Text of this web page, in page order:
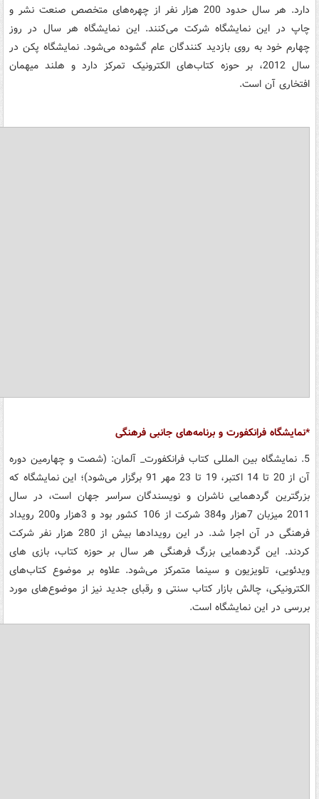
دارد. هر سال حدود 200 هزار نفر از چهره‌های متخصص صنعت نشر و
چاپ در این نمایشگاه شرکت می‌کنند. این نمایشگاه هر سال در روز
چهارم خود به روی بازدید کنندگان عام گشوده می‌شود. نمایشگاه پکن در
سال 2012، بر حوزه کتاب‌های الکترونیک تمرکز دارد و هلند میهمان
افتخاری آن است.
*نمایشگاه فرانکفورت و برنامه‌های جانبی فرهنگی
5. نمایشگاه بین المللی کتاب فرانکفورت_ آلمان: (شصت و چهارمین دوره
آن از 20 تا 14 اکتبر، 19 تا 23 مهر 91 برگزار می‌شود)؛ این نمایشگاه که
بزرگترین گردهمایی ناشران و نویسندگان سراسر جهان است، در سال
2011 میزبان 7هزار و384 شرکت از 106 کشور بود و 3هزار و200 رویداد
فرهنگی در آن اجرا شد. در این رویدادها بیش از 280 هزار نفر شرکت
کردند. این گردهمایی بزرگ فرهنگی هر سال بر حوزه کتاب، بازی های
ویدئویی، تلویزیون و سینما متمرکز می‌شود. علاوه بر موضوع کتاب‌های
الکترونیکی، چالش بازار کتاب سنتی و رقبای جدید نیز از موضوع‌های مورد
بررسی در این نمایشگاه است.